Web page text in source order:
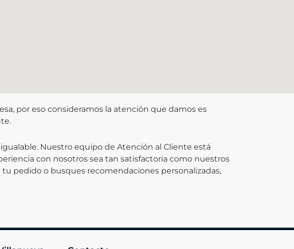
por eso consideramos la atención que damos es
Nuestro equipo de Atención al Cliente está
con nosotros sea tan satisfactoria como nuestros
pedido o busques recomendaciones personalizadas,